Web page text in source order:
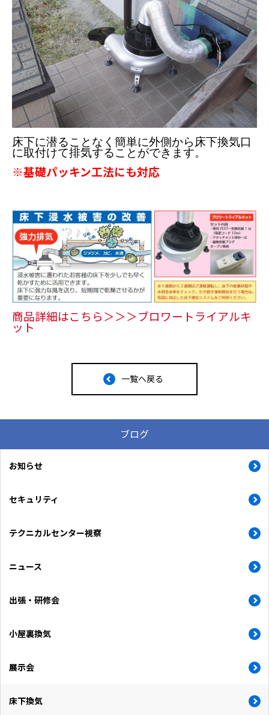
床下に潜ることなく簡単に外側から床下換気口
に取付けて排気することができます。
※基礎パッキン工法にも対応
商品詳細はこちら＞＞＞ブロワートライアルキ
ット
一覧へ戻る
ブログ
お知らせ
セキュリティ
テクニカルセンター視察
ニュース
出張・研修会
小屋裏換気
展示会
床下換気